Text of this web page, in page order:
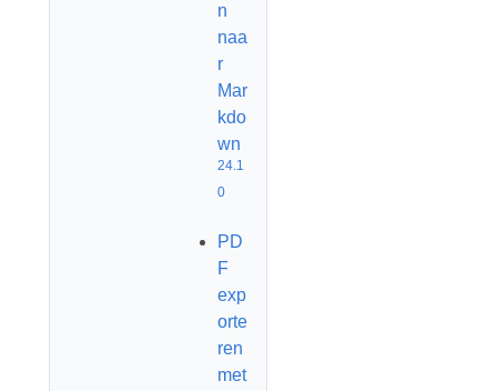
n
naa
r
Mar
kdo
wn
24.1
0
PD
F
exp
orte
ren
met